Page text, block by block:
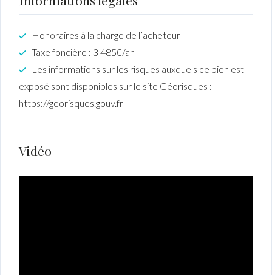
Honoraires à la charge de l’acheteur
Taxe foncière : 3 485€/an
Les informations sur les risques auxquels ce bien est
exposé sont disponibles sur le site Géorisques :
https://georisques.gouv.fr
Vidéo